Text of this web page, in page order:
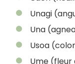
Unagi
Una
Usoa
Ume (fleur